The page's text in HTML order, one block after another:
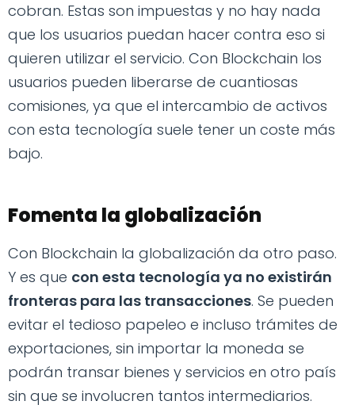
cobran. Estas son impuestas y no hay nada
que los usuarios puedan hacer contra eso si
quieren utilizar el servicio. Con Blockchain los
usuarios pueden liberarse de cuantiosas
comisiones, ya que el intercambio de activos
con esta tecnología suele tener un coste más
bajo.
Fomenta la globalización
Con Blockchain la globalización da otro paso.
Y es que con esta tecnología ya no existirán
fronteras para las transacciones. Se pueden
evitar el tedioso papeleo e incluso trámites de
exportaciones, sin importar la moneda se
podrán transar bienes y servicios en otro país
sin que se involucren tantos intermediarios.